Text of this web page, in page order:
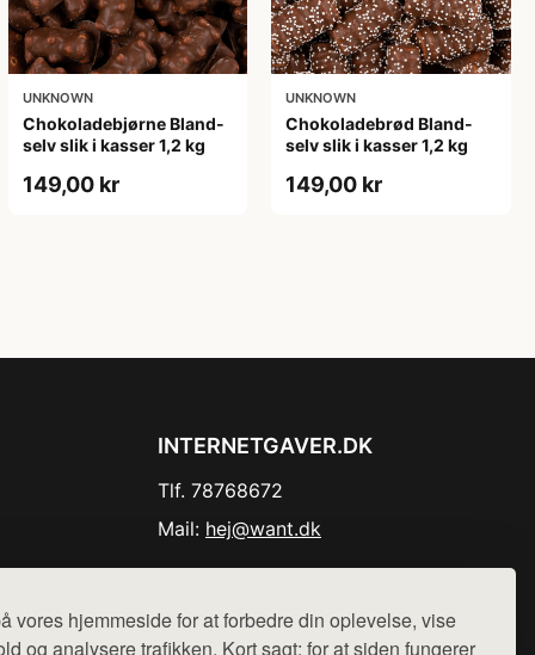
vores hjemmeside for at forbedre din oplevelse, vise
og analysere trafikken. Kort sagt: for at siden fungerer
UNKNOWN
Chokoladebjørne Bland-
selv slik i kasser 1,2 kg
149,00 kr
UNKNOWN
Chokoladebrød Bland-
selv slik i kasser 1,2 kg
149,00 kr
INTERNETGAVER.DK
Tlf. 78768672
Mail: hej@want.dk